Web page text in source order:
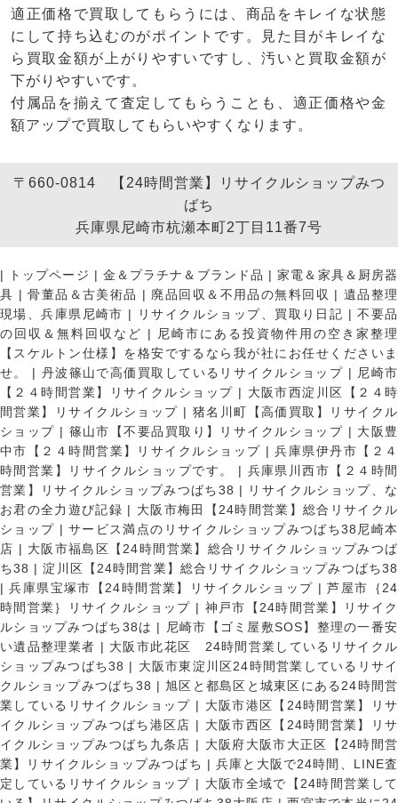
適正価格で買取してもらうには、商品をキレイな状態
にして持ち込むのがポイントです。見た目がキレイな
ら買取金額が上がりやすいですし、汚いと買取金額が
下がりやすいです。
付属品を揃えて査定してもらうことも、適正価格や金
額アップで買取してもらいやすくなります。
〒660-0814 【24時間営業】リサイクルショップみつ
ばち
兵庫県尼崎市杭瀬本町2丁目11番7号
| トップページ | 金＆プラチナ＆ブランド品 |家電＆家具＆厨房器
具 |骨董品＆古美術品 | 廃品回収＆不用品の無料回収 | 遺品整理
現場、兵庫県尼崎市 | リサイクルショップ、買取り日記 |不要品
の回収＆無料回収など |
尼崎市にある投資物件用の空き家整理
【スケルトン仕様】を格安でするなら我が社にお任せくださいま
せ。
| 丹波篠山で高価買取しているリサイクルショップ | 尼崎市
【２４時間営業】リサイクルショップ | 大阪市西淀川区【２４時
間営業】リサイクルショップ | 猪名川町【高価買取】リサイクル
ショップ | 篠山市【不要品買取り】リサイクルショップ | 大阪豊
中市【２４時間営業】リサイクルショップ |兵庫県伊丹市【２４
時間営業】リサイクルショップです。
| 兵庫県川西市【２４時間
営業】リサイクルショップみつばち38 |
リサイクルショップ、な
お君の全力遊び記録 | 大阪市梅田【24時間営業】総合リサイクル
ショップ |サービス満点のリサイクルショップみつばち38尼崎本
店 | 大阪市福島区【24時間営業】総合リサイクルショップみつば
ち38 |淀川区【24時間営業】総合リサイクルショップみつばち38
|兵庫県宝塚市【24時間営業】リサイクルショップ |芦屋市｛24
時間営業｝リサイクルショップ | 神戸市【24時間営業】リサイク
ルショップみつばち38は |
尼崎市【ゴミ屋敷SOS】整理の一番安
い遺品整理業者 | 大阪市此花区 24時間営業しているリサイクル
ショップみつばち38 | 大阪市東淀川区24時間営業しているリサイ
クルショップみつばち38 | 旭区と都島区と城東区にある24時間営
業しているリサイクルショップ | 大阪市港区【24時間営業】リサ
イクルショップみつばち港区店 | 大阪市西区【24時間営業】リサ
イクルショップみつばち九条店 | 大阪府大阪市大正区【24時間営
業】リサイクルショップみつばち |兵庫と大阪で24時間、LINE査
定しているリサイクルショップ | 大阪市全域で【24時間営業して